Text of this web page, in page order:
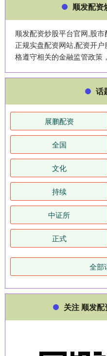
顺发配资
顺发配资炒股平台官网,股
正规实盘配资网站,配资开
格遵守相关的金融监管政策
话
展鹏配资
全国
文化
持续
中证所
正式
全部
关注 顺发